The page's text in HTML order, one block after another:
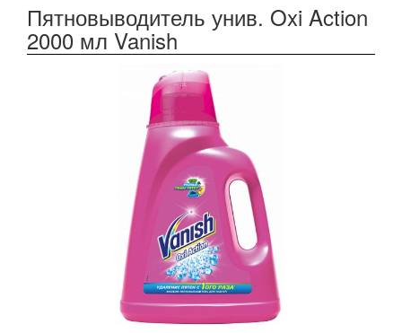
Пятновыводитель унив. Oxi Action
2000 мл Vanish